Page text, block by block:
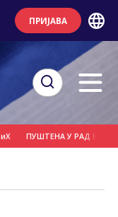
ПРИЈАВА
ПУШТЕНА У РАД НАЈВЕЋА